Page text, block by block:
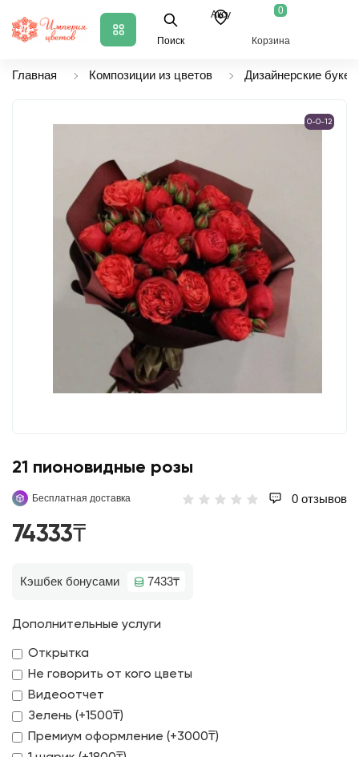
Поиск
Аксу 0
Корзина
Главная Композиции из цветов Дизайнерские
0-0-12
21 пионовидные розы
Бесплатная доставка 0 отзывов
74333₸
Кэшбек бонусами 7433₸
Дополнительные услуги
Открытка
Не говорить от кого цветы
Видеоотчет
Зелень (+1500₸)
Премиум оформление (+3000₸)